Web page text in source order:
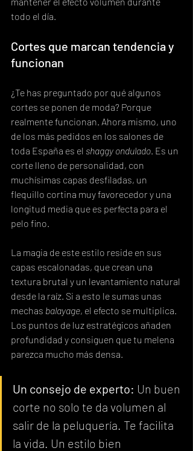
todo el día.
Cortes que marcan tendencia y
funcionan
¿Te has preguntado por qué algunos
cortes se ponen de moda? Porque
realmente funcionan. Ahora mismo, uno
de los más pedidos en los salones de
toda España es el shaggy ondulado . Es un
corte lleno de personalidad, con
muchísimas capas desfiladas, un
flequillo cortina muy favorecedor y una
longitud media que es perfecta para el
pelo fino.
La magia de este estilo reside en sus
capas escalonadas, que crean una
textura brutal y un levantamiento natural
desde la raíz. Si a esto le sumas unas
mechas balayage, el efecto se multiplica.
Los puntos de luz estratégicos añaden
profundidad y consiguen que tu melena
parezca mucho más densa.
Un consejo de experto: Un buen
corte no solo te da volumen al
salir de la peluquería. Te facilita
la vida. Un estilo bien